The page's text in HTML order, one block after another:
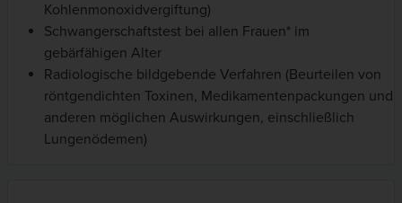
Kohlenmonoxidvergiftung)
Schwangerschaftstest bei allen Frauen* im
gebärfähigen Alter
Radiologische bildgebende Verfahren (Beurteilen von
röntgendichten Toxinen, Medikamentenpackungen und
anderen möglichen Auswirkungen, einschließlich
Lungenödemen)